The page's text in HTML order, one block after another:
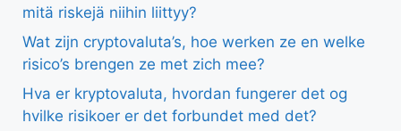
mitä riskejä niihin liittyy?
Wat zijn cryptovaluta’s, hoe werken ze en welke
risico’s brengen ze met zich mee?
Hva er kryptovaluta, hvordan fungerer det og
hvilke risikoer er det forbundet med det?